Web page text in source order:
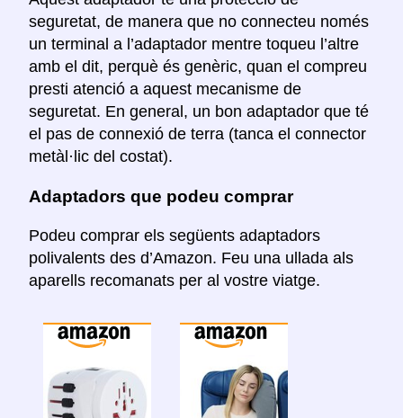
seguretat, de manera que no connecteu només
un terminal a l’adaptador mentre toqueu l’altre
amb el dit, perquè és genèric, quan el compreu
presti atenció a aquest mecanisme de
seguretat. En general, un bon adaptador que té
el pas de connexió de terra (tanca el connector
metàl·lic del costat).
Adaptadors que podeu comprar
Podeu comprar els següents adaptadors
polivalents des d’Amazon. Feu una ullada als
aparells recomanats per al vostre viatge.